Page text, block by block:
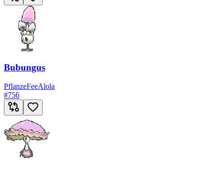
Bubungus
PflanzeFeeAlola
#756